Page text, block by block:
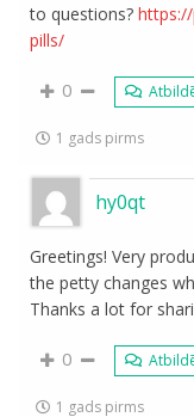
to questions?
pills/
0
1 gads pirms
hy0qt
Greetings! Very
the petty changes
Thanks a lot for
0
1 gads pirms